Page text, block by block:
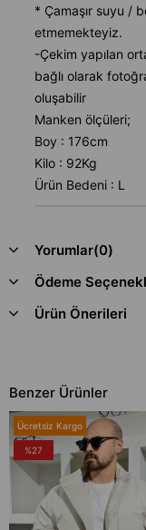
* Çamaşır suyu /
etmemekteyiz.
-Çekim yapılan
bağlı olarak
oluşabilir
Manken ölçüleri;
Boy : 176cm
Kilo : 92Kg
Ürün Bedeni : L
Yorumlar(0)
Ödeme
Ürün Önerileri
Benzer Ürünler
Ücretsiz Kargo
%27